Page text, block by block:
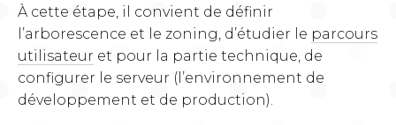
À cette étape, il convient de définir
l’arborescence et le zoning, d’étudier le parcours
utilisateur et pour la partie technique, de
configurer le serveur (l’environnement de
développement et de production).